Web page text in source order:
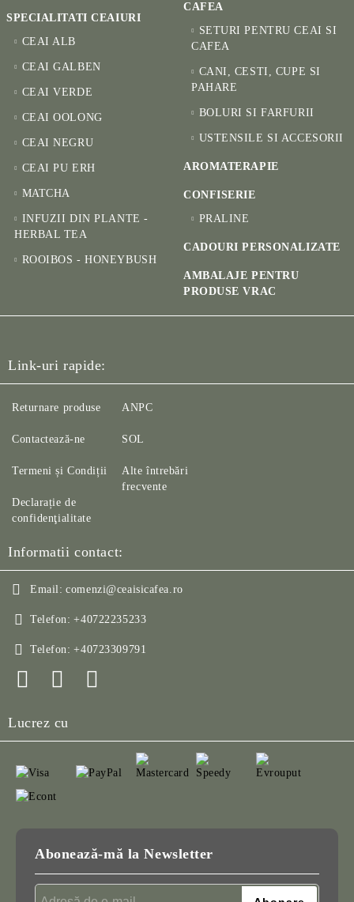
SPECIALITATI CEAIURI
CEAI ALB
CEAI GALBEN
CEAI VERDE
CEAI OOLONG
CEAI NEGRU
CEAI PU ERH
MATCHA
INFUZII DIN PLANTE -
HERBAL TEA
ROOIBOS - HONEYBUSH
CAFEA
SETURI PENTRU CEAI SI
CAFEA
CANI, CESTI, CUPE SI
PAHARE
BOLURI SI FARFURII
USTENSILE SI ACCESORII
AROMATERAPIE
CONFISERIE
PRALINE
CADOURI PERSONALIZATE
AMBALAJE PENTRU
PRODUSE VRAC
Link-uri rapide:
Returnare produse
Contactează-ne
Termeni și Condiții
Declarație de
confidenţialitate
ANPC
SOL
Alte întrebări
frecvente
Informatii contact:
Email: comenzi@ceaisicafea.ro
Telefon: +40722235233
Telefon: +40723309791
Lucrez cu
Abonează-mă la Newsletter